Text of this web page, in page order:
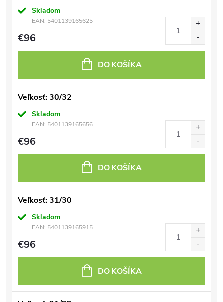
Skladom
EAN: 5401139165625
€96
DO KOŠÍKA
Veľkosť: 30/32
Skladom
EAN: 5401139165656
€96
DO KOŠÍKA
Veľkosť: 31/30
Skladom
EAN: 5401139165915
€96
DO KOŠÍKA